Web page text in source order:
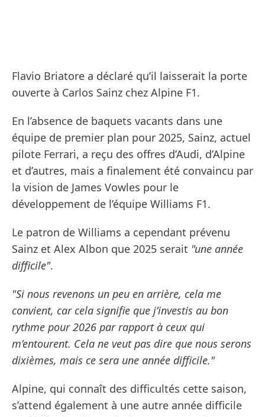
Flavio Briatore a déclaré qu’il laisserait la porte
ouverte à Carlos Sainz chez Alpine F1.
En l’absence de baquets vacants dans une
équipe de premier plan pour 2025, Sainz, actuel
pilote Ferrari, a reçu des offres d’Audi, d’Alpine
et d’autres, mais a finalement été convaincu par
la vision de James Vowles pour le
développement de l’équipe Williams F1.
Le patron de Williams a cependant prévenu
Sainz et Alex Albon que 2025 serait "une année
difficile".
"Si nous revenons un peu en arrière, cela me
convient, car cela signifie que j’investis au bon
rythme pour 2026 par rapport à ceux qui
m’entourent. Cela ne veut pas dire que nous serons
dixièmes, mais ce sera une année difficile."
Alpine, qui connaît des difficultés cette saison,
s’attend également à une autre année difficile